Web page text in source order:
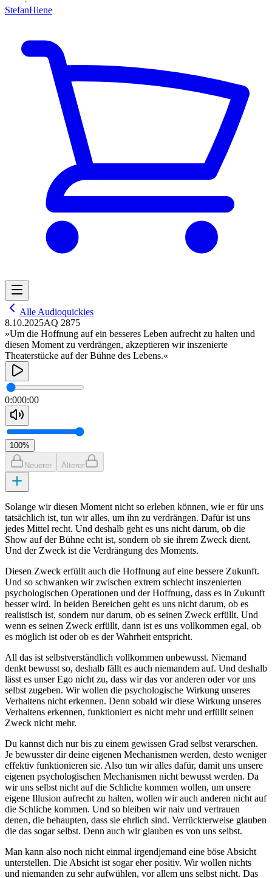
StefanHiene
Alle Audioquickies
8.10.2025AQ 2875
»Um die Hoffnung auf ein besseres Leben aufrecht zu halten und
diesen Moment zu verdrängen, akzeptieren wir inszenierte
Theaterstücke auf der Bühne des Lebens.«
0:000:00
100%
Neuerer Älterer
Solange wir diesen Moment nicht so erleben können, wie er für uns
tatsächlich ist, tun wir alles, um ihn zu verdrängen. Dafür ist uns
jedes Mittel recht. Und deshalb geht es uns nicht darum, ob die
Show auf der Bühne echt ist, sondern ob sie ihrem Zweck dient.
Und der Zweck ist die Verdrängung des Moments.
Diesen Zweck erfüllt auch die Hoffnung auf eine bessere Zukunft.
Und so schwanken wir zwischen extrem schlecht inszenierten
psychologischen Operationen und der Hoffnung, dass es in Zukunft
besser wird. In beiden Bereichen geht es uns nicht darum, ob es
realistisch ist, sondern nur darum, ob es seinen Zweck erfüllt. Und
wenn es seinen Zweck erfüllt, dann ist es uns vollkommen egal, ob
es möglich ist oder ob es der Wahrheit entspricht.
All das ist selbstverständlich vollkommen unbewusst. Niemand
denkt bewusst so, deshalb fällt es auch niemandem auf. Und deshalb
lässt es unser Ego nicht zu, dass wir das vor anderen oder vor uns
selbst zugeben. Wir wollen die psychologische Wirkung unseres
Verhaltens nicht erkennen. Denn sobald wir diese Wirkung unseres
Verhaltens erkennen, funktioniert es nicht mehr und erfüllt seinen
Zweck nicht mehr.
Du kannst dich nur bis zu einem gewissen Grad selbst verarschen.
Je bewusster dir deine eigenen Mechanismen werden, desto weniger
effektiv funktionieren sie. Also tun wir alles dafür, damit uns unsere
eigenen psychologischen Mechanismen nicht bewusst werden. Da
wir uns selbst nicht auf die Schliche kommen wollen, um unsere
eigene Illusion aufrecht zu halten, wollen wir auch anderen nicht auf
die Schliche kommen. Und so bleiben wir naiv und vertrauen
denen, die behaupten, dass sie ehrlich sind. Verrückterweise glauben
die das sogar selbst. Denn auch wir glauben es von uns selbst.
Man kann also noch nicht einmal irgendjemand eine böse Absicht
unterstellen. Die Absicht ist sogar eher positiv. Wir wollen nichts
und niemanden zu sehr aufwühlen, vor allem uns selbst nicht. Das